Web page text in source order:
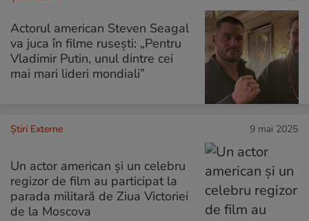
Actorul american Steven Seagal
va juca în filme rusești: „Pentru
Vladimir Putin, unul dintre cei
mai mari lideri mondiali”
Știri Externe 9 mai 2025
Un actor american și un celebru
regizor de film au participat la
parada militară de Ziua Victoriei
de la Moscova